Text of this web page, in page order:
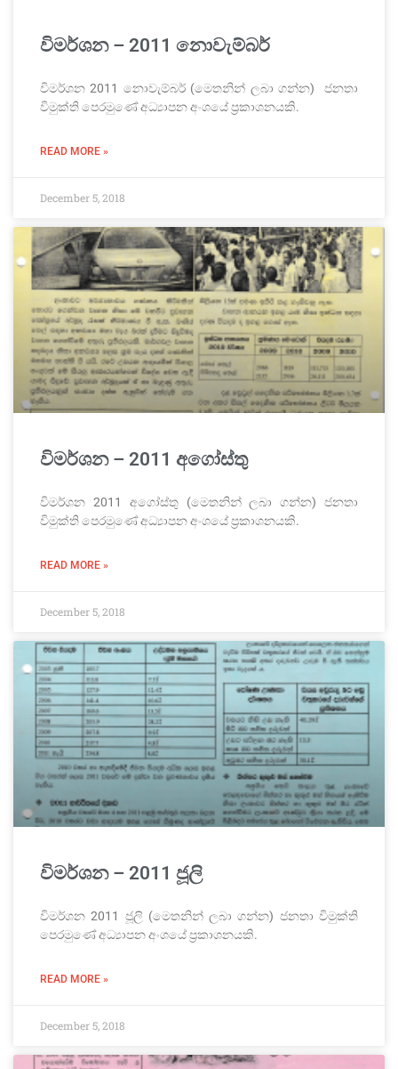
විමර්ශන – 2011 නොවැම්බර්
විමර්ශන 2011 නොවැම්බර් (මෙතනින් ලබා ගන්න) ජනතා
විමුක්ති පෙරමුණේ අධ්‍යාපන අංශයේ ප්‍රකාශනයකි.
READ MORE »
December 5, 2018
විමර්ශන – 2011 අගෝස්තු
විමර්ශන 2011 අගෝස්තු (මෙතනින් ලබා ගන්න) ජනතා
විමුක්ති පෙරමුණේ අධ්‍යාපන අංශයේ ප්‍රකාශනයකි.
READ MORE »
December 5, 2018
විමර්ශන – 2011 ජූලි
විමර්ශන 2011 ජූලි (මෙතනින් ලබා ගන්න) ජනතා විමුක්ති
පෙරමුණේ අධ්‍යාපන අංශයේ ප්‍රකාශනයකි.
READ MORE »
December 5, 2018